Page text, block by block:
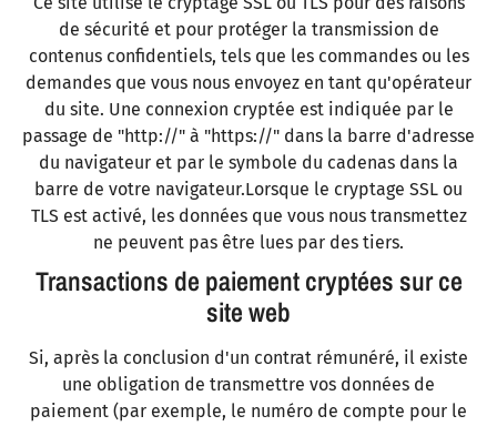
de sécurité et pour protéger la transmission de
contenus confidentiels, tels que les commandes ou les
demandes que vous nous envoyez en tant qu'opérateur
du site. Une connexion cryptée est indiquée par le
passage de "http://" à "https://" dans la barre d'adresse
du navigateur et par le symbole du cadenas dans la
barre de votre navigateur.Lorsque le cryptage SSL ou
TLS est activé, les données que vous nous transmettez
ne peuvent pas être lues par des tiers.
Transactions de paiement cryptées sur ce
site web
Si, après la conclusion d'un contrat rémunéré, il existe
une obligation de transmettre vos données de
paiement (par exemple, le numéro de compte pour le